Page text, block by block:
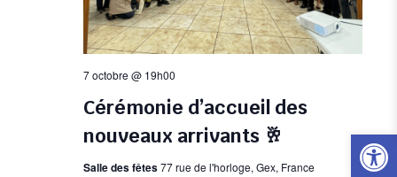
Ouvrir
Cérémonie d’accueil des
nouveaux arrivants 🥂
7 octobre @ 19h00
Salle des fêtes77 rue de l'horloge, Gex, France